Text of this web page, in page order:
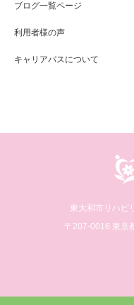
ブログ一覧ページ
利用者様の声
キャリアパスについて
東大和市リハビ
〒207-0016 東京